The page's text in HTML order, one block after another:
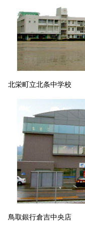
北栄町立北条中学校
鳥取銀行倉吉中央店